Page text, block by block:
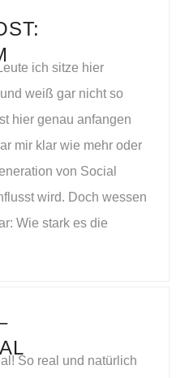
ich sitze hier
weiß gar nicht so
hier genau anfangen
mir klar wie mehr oder
von Social
wird. Doch wessen
Wie stark es die
So real und natürlich